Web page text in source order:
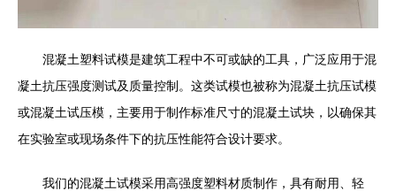
混凝土塑料试模是建筑工程中不可或缺的工具，广泛应用于混
凝土抗压强度测试及质量控制。这类试模也被称为混凝土抗压试模
或混凝土试压模，主要用于制作标准尺寸的混凝土试块，以确保其
在实验室或现场条件下的抗压性能符合设计要求。
我们的混凝土试模采用高强度塑料材质制作，具有耐用、轻